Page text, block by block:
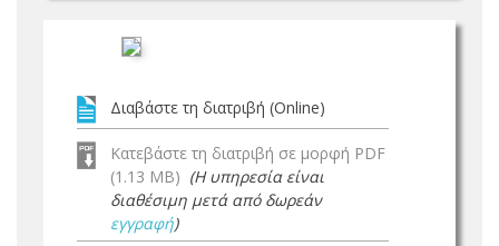
Διαβάστε τη διατριβή (Online)
Κατεβάστε τη διατριβή σε μορφή PDF
(1.13 MB) (Η υπηρεσία είναι
διαθέσιμη μετά από δωρεάν
εγγραφή)